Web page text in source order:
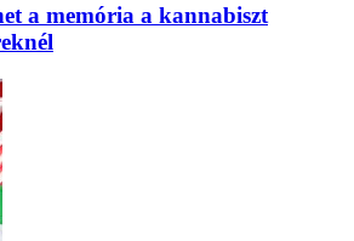
a memória a kannabiszt